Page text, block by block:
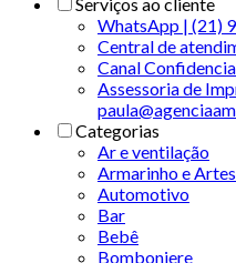
WhatsApp | (21)
Central de
Canal
Assessoria de
Categorias
Ar e ventilação
Armarinho e
Automotivo
Bar
Bebê
Bomboniere